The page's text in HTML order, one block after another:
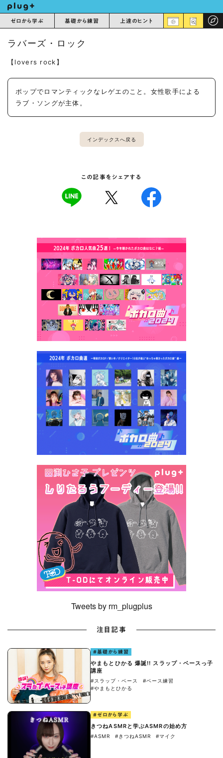
ゼロから学ぶ 基礎から練習 上達のヒント
ラバーズ・ロック
【lovers rock】
ポップでロマンティックなレゲエのこと。女性歌手による
ラブ・ソングが主体。
インデックスへ戻る
この記事をシェアする
Tweets by rm_plugplus
注目記事
#基礎から練習
やまもとひかる 爆誕!! スラップ・ベースっ子
講座
#スラップ・ベース
#ベース練習
#やまもとひかる
#ゼロから学ぶ
きつねASMRと学ぶASMRの始め方
#ASMR #きつねASMR #マイク